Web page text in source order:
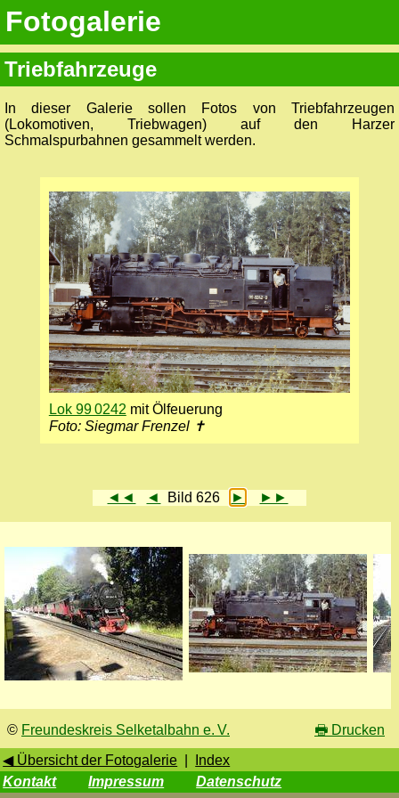
Fotogalerie
Triebfahrzeuge
In dieser Galerie sollen Fotos von Triebfahrzeugen
(Lokomotiven, Triebwagen) auf den Harzer
Schmalspurbahnen gesammelt werden.
Lok 99 0242 mit Ölfeuerung
Foto: Siegmar Frenzel ✝
◄◄ ◄ Bild 626 ► ►►
© Freundeskreis Selketalbahn e. V. 🖶 Drucken
◀ Übersicht der Fotogalerie
Index
Kontakt
Impressum Datenschutz